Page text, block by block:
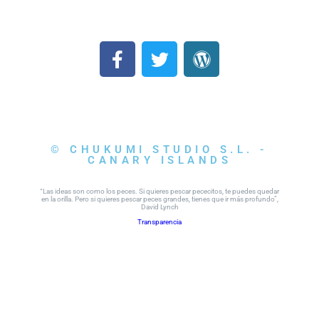
© CHUKUMI STUDIO S.L. -
CANARY ISLANDS
“Las ideas son como los peces. Si quieres pescar pececitos, te puedes quedar
en la orilla. Pero si quieres pescar peces grandes, tienes que ir más profundo”,
David Lynch
Transparencia